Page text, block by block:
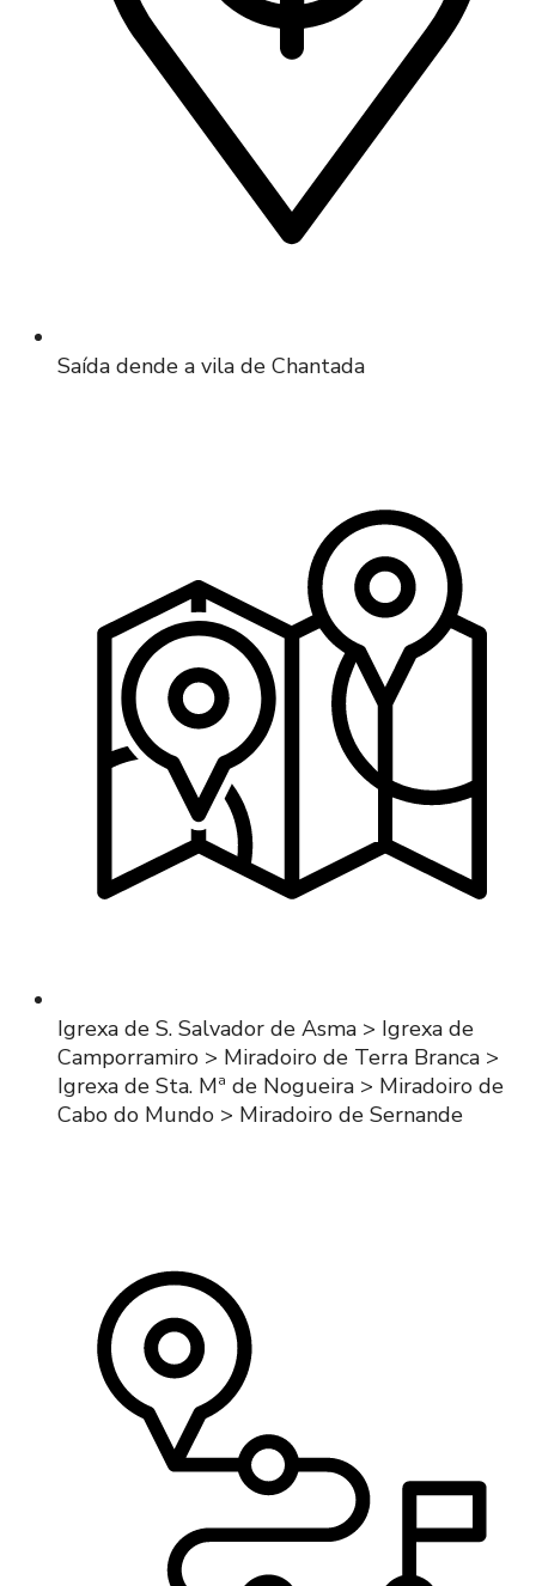
Saída dende a vila de Chantada
Igrexa de S. Salvador de Asma > Igrexa de
Camporramiro > Miradoiro de Terra Branca >
Igrexa de Sta. Mª de Nogueira > Miradoiro de
Cabo do Mundo > Miradoiro de Sernande